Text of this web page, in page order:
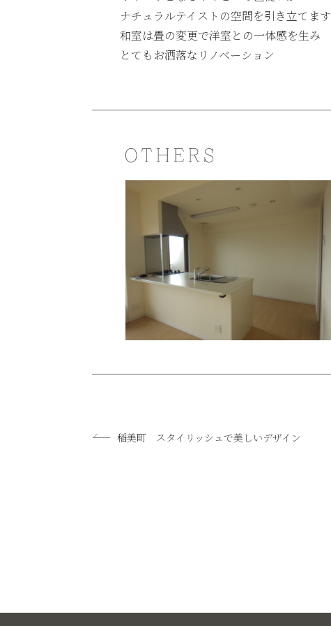
ナチュラルテイストの空間を引き立てます
和室は畳の変更で洋室との一体感を生み
とてもお洒落なリノベーション
稲美町 スタイリッシュで美しいデザイン